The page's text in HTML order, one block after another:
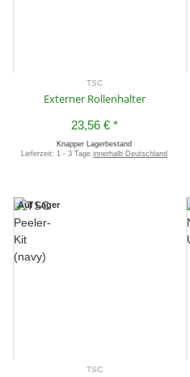
TSC
Externer Rollenhalter
23,56 € *
Knapper Lagerbestand
Lieferzeit: 1 - 3 Tageinnerhalb Deutschland
Auf Lager
TSC